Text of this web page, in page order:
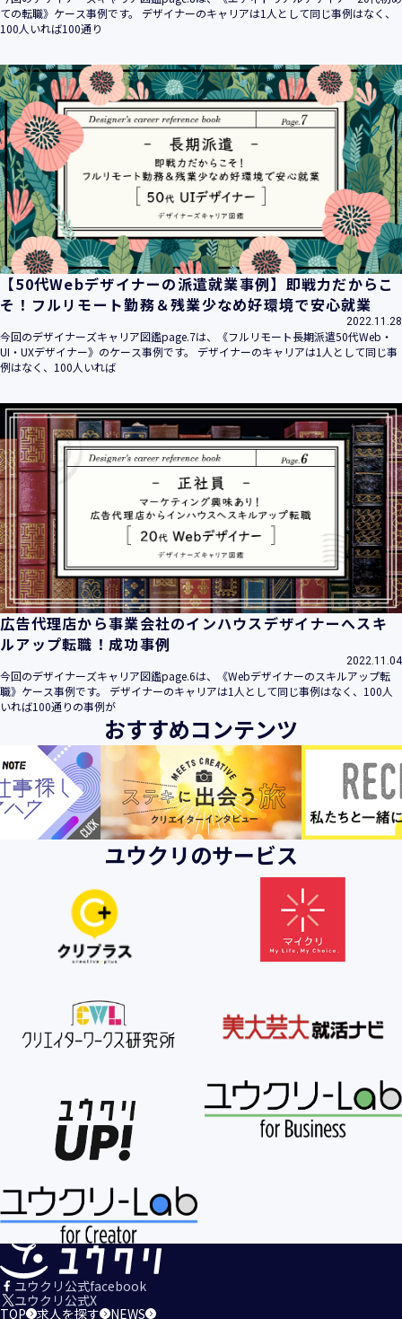
〒151-0073 東京都渋谷区笹塚1-55-7 マルエスファーストビ
ル 7F
info@y-create.co.jp
電話番号：03-6712-7970（土日休日を除く9:00～18:00）
平成16年 2月 1日
平成21年 3月23日 改訂
平成23年 4月 1日 改訂
平成26年 9月10日 改訂
平成27年 6月24日 改訂
平成28年11月 1日 改訂
平成30年 7月 1日 改訂
令和6年 5月 1日 改訂
令和7年 2月17日 改訂
株式会社ユウクリ（以下「当社」といいます。）が取得する
個人情報とは、個人の識別に係る以下の情報をいいます。
カード情報、ログインID、パスワード、ニックネーム、IPア
ドレス等において、特定の個人を識別できる情報
（他の情報と照合することができ、それにより特定の個人を
識別することができることとなるものを含みます。）
・当社の運営・提供するサービス（以下総称して「当社サー
ビス」といいます。）において、お客様が、当社でご利用に
なったサービスの内容、ご利用日時、ご利用回数などのご利
用内容及びご利用履歴に関する情報
【個人情報の取得・収集について】
当社は、以下の方法により、個人情報を取得させていただき
ます。
当社サービスにおいて、自ら入力された個人情報を、当社は
取得・収集させていただきます。
・電子メール、郵便、書面、電話等の手段により取得・収集
させていただく方法
当社に対し、電子メール、郵便、書面、電話等の手段によっ
て、ご提供いただいた個人情報を、当社は取得・収集させて
いただきます。
・当社等へアクセスされた際に情報を収集させていただく方
す。これらの情報には、利用されるURL、ブラウザや携帯電
話の種類、IPアドレスなどの情報を含みます。
【個人情報の利用目的の公表】
当社は、個人情報を次の利用目的の範囲内で利用すること
第１項及びJISQ15001:2017の附属書A.3.4.2.4に基づき公表し
＜個人情報の利用目的＞
１．当社のサービスを提供するため
２．当社のサービスを安心・安全にご利用いただける環境整
備のため
３．当社のサービスの運営・管理のため
４．当社のサービスに関するご案内、お問い合せ等への対応
５．当社、その他当社のサービスについての調査・データ集
積、改善、研究開発のため
６．当社がおすすめする商品・サービスなどのご案内を送
信・送付するため
７．当社とお客様の間での必要な連絡を行うため
８．当社のサービスに関する当社の規約、ポリシー等（以下
「規約等」といいます。）に違反する行為に対する対応のた
ての転職》ケース事例です。 デザイナーのキャリアは1人として同じ事例はなく、
100人いれば100通り
【50代Webデザイナーの派遣就業事例】即戦力だからこ
そ！フルリモート勤務＆残業少なめ好環境で安心就業
2022.11.28
今回のデザイナーズキャリア図鑑page.7は、《フルリモート長期派遣50代Web・
UI・UXデザイナー》のケース事例です。 デザイナーのキャリアは1人として同じ事
例はなく、100人いれば
広告代理店から事業会社のインハウスデザイナーへスキ
ルアップ転職！成功事例
2022.11.04
今回のデザイナーズキャリア図鑑page.6は、《Webデザイナーのスキルアップ転
職》ケース事例です。 デザイナーのキャリアは1人として同じ事例はなく、100人
いれば100通りの事例が
おすすめコンテンツ
ユウクリのサービス
ユウクリ公式facebook
ユウクリ公式X
TOP 求人を探す NEWS